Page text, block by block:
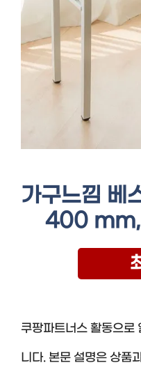
가구느낌 베
400 mm,
쿠팡파트너스 활동으로
니다. 본문 설명은 상품